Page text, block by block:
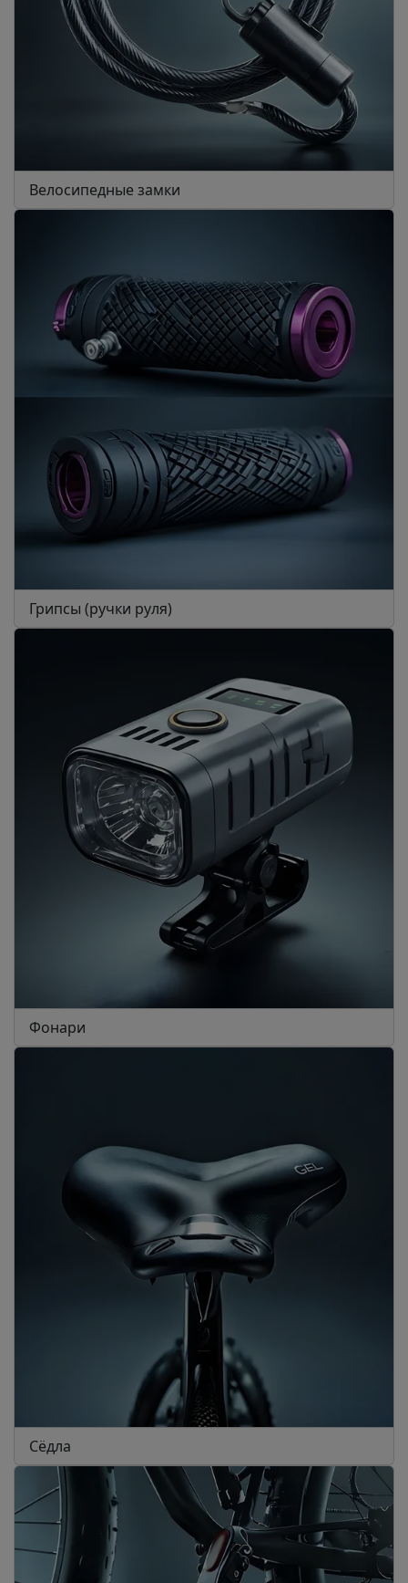
Велосипедные замки
Грипсы (ручки руля)
Фонари
Сёдла